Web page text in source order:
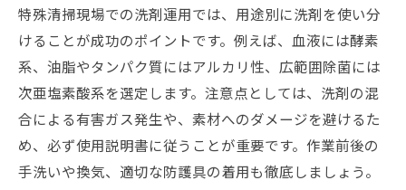
アルカリ性洗剤との併用時の注意点を解説
体液汚れにも強い洗剤で安全な現場を実現
臭い対策に役立つ消臭剤やスプレーの最新事情
特殊清掃現場で注目の消臭剤最新トレンド
獣臭消臭スプレーの効果と選び方のポイン
ト
特殊清掃現場での洗剤運用では、用途別に洗剤を使い分
けることが成功のポイントです。例えば、血液には酵素
系、油脂やタンパク質にはアルカリ性、広範囲除菌には
次亜塩素酸系を選定します。注意点としては、洗剤の混
合による有害ガス発生や、素材へのダメージを避けるた
め、必ず使用説明書に従うことが重要です。作業前後の
手洗いや換気、適切な防護具の着用も徹底しましょう。